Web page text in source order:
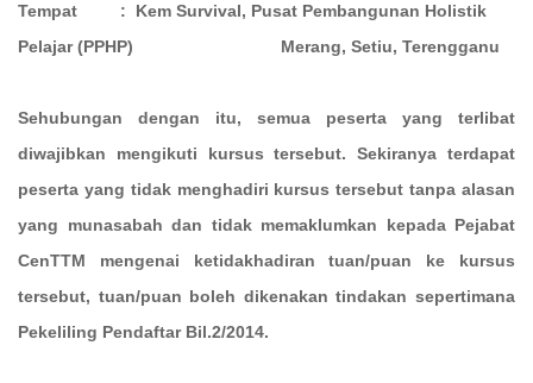
Tempat : Kem Survival, Pusat Pembangunan Holistik
Pelajar (PPHP) Merang, Setiu, Terengganu
Sehubungan dengan itu, semua peserta yang terlibat
diwajibkan mengikuti kursus tersebut. Sekiranya terdapat
peserta yang tidak menghadiri kursus tersebut tanpa alasan
yang munasabah dan tidak memaklumkan kepada Pejabat
CenTTM mengenai ketidakhadiran tuan/puan ke kursus
tersebut, tuan/puan boleh dikenakan tindakan sepertimana
Pekeliling Pendaftar Bil.2/2014.